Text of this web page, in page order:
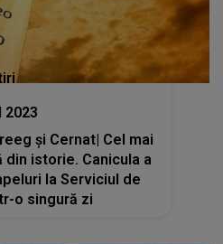
2023
și Cernat| Cel mai
istorie. Canicula a
la Serviciul de
o singură zi